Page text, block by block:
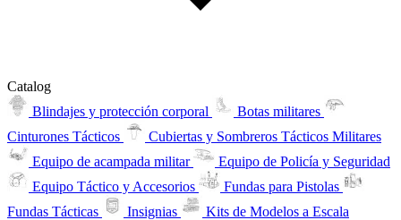
Catalog
Blindajes y protección corporal
Botas militares
Cinturones Tácticos
Cubiertas y Sombreros Tácticos Militares
Equipo de acampada militar
Equipo de Policía y Seguridad
Equipo Táctico y Accesorios
Fundas para Pistolas
Fundas Tácticas
Insignias Kits de Modelos a Escala